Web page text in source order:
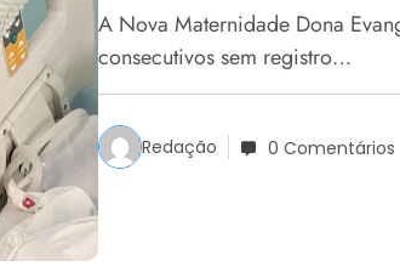
A Nova Maternidade Dona
consecutivos sem registro…
Redação 0 Comentários